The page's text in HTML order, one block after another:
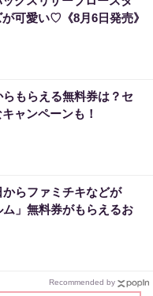
可愛い♡《8月6日発売》
らもらえる無料券は？セ
ャンペーンも！
からファミチキなどが
」無料券がもらえるお
Recommended by